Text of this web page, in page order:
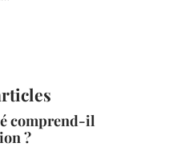
comprend-il
?